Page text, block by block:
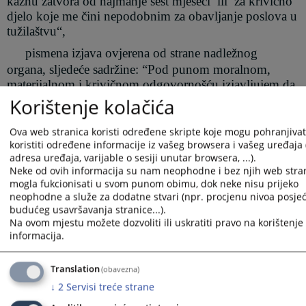
djelo koje me čini nepodobnim za obavljanje poslova u
tužilaštvu“,
pismena izjava ovjerena od strane nadležnog
organa, sljedeće sadržine: “Pod punom moralnom,
materijalnom i krivičnom odgovornošću izjavljujem da
nisam otpuštan/a iz organa uprave kao rezultat
disciplinske mjere na bilo kojem nivou vlasti u Bosni i
Hercegovini, tri godine prije objavljivanja konkursa“.
Kandidat koji bude izabran dužan je u roku od osam
dana dostavitinaprijed navedene dokumente u
originalu, ljekarsko uvjerenje kao i uvjerenje da nije
osuđivan za krivično djelo na bezuslovnu kaznu
zatvora od najmanje šest mjeseci ili za krivično djelo
koje ga čin
tužilaštvu.
Prijavu na konkurs sa dokazima o ispunjavanju opštih i
Korištenje kolačića
Ova web stranica koristi određene skripte koje mogu
koristiti određene informacije iz vašeg browsera i vašeg uređaja
adresa uređaja, varijable o sesiji unutar browsera, ...).
Neke od ovih informacija su nam neophodne i bez njih web
mogla fukcionisati u svom punom obimu, dok neke nisu prijeko
neophodne a služe za dodatne stvari (npr. procjenu nivoa
budućeg usavršavanja stranice...).
Na ovom mjestu možete dozvoliti ili uskratiti pravo na
informacija.
Translation(obavezna)
↓ 2 Servisi treće strane